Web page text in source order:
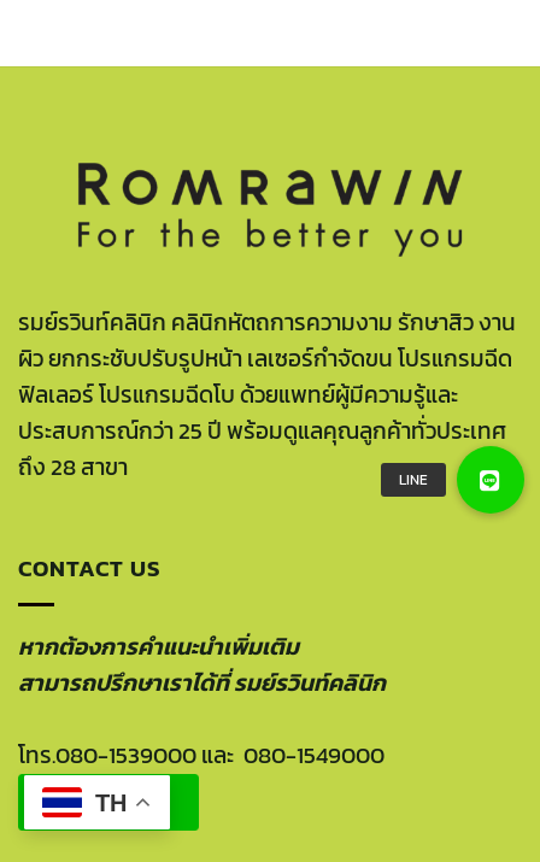
รมย์รวินท์คลินิก คลินิกหัตถการความงาม รักษาสิว งาน
ผิว ยกกระชับปรับรูปหน้า เลเซอร์กำจัดขน โปรแกรมฉีด
ฟิลเลอร์ โปรแกรมฉีดโบ ด้วยแพทย์ผู้มีความรู้และ
ประสบการณ์กว่า 25 ปี พร้อมดูแลคุณลูกค้าทั่วประเทศ
ถึง 28 สาขา
CONTACT US
หากต้องการคำแนะนำเพิ่มเติม
สามารถปรึกษาเราได้ที่ รมย์รวินท์คลินิก
โทร.080-1539000และ 080-1549000
TH